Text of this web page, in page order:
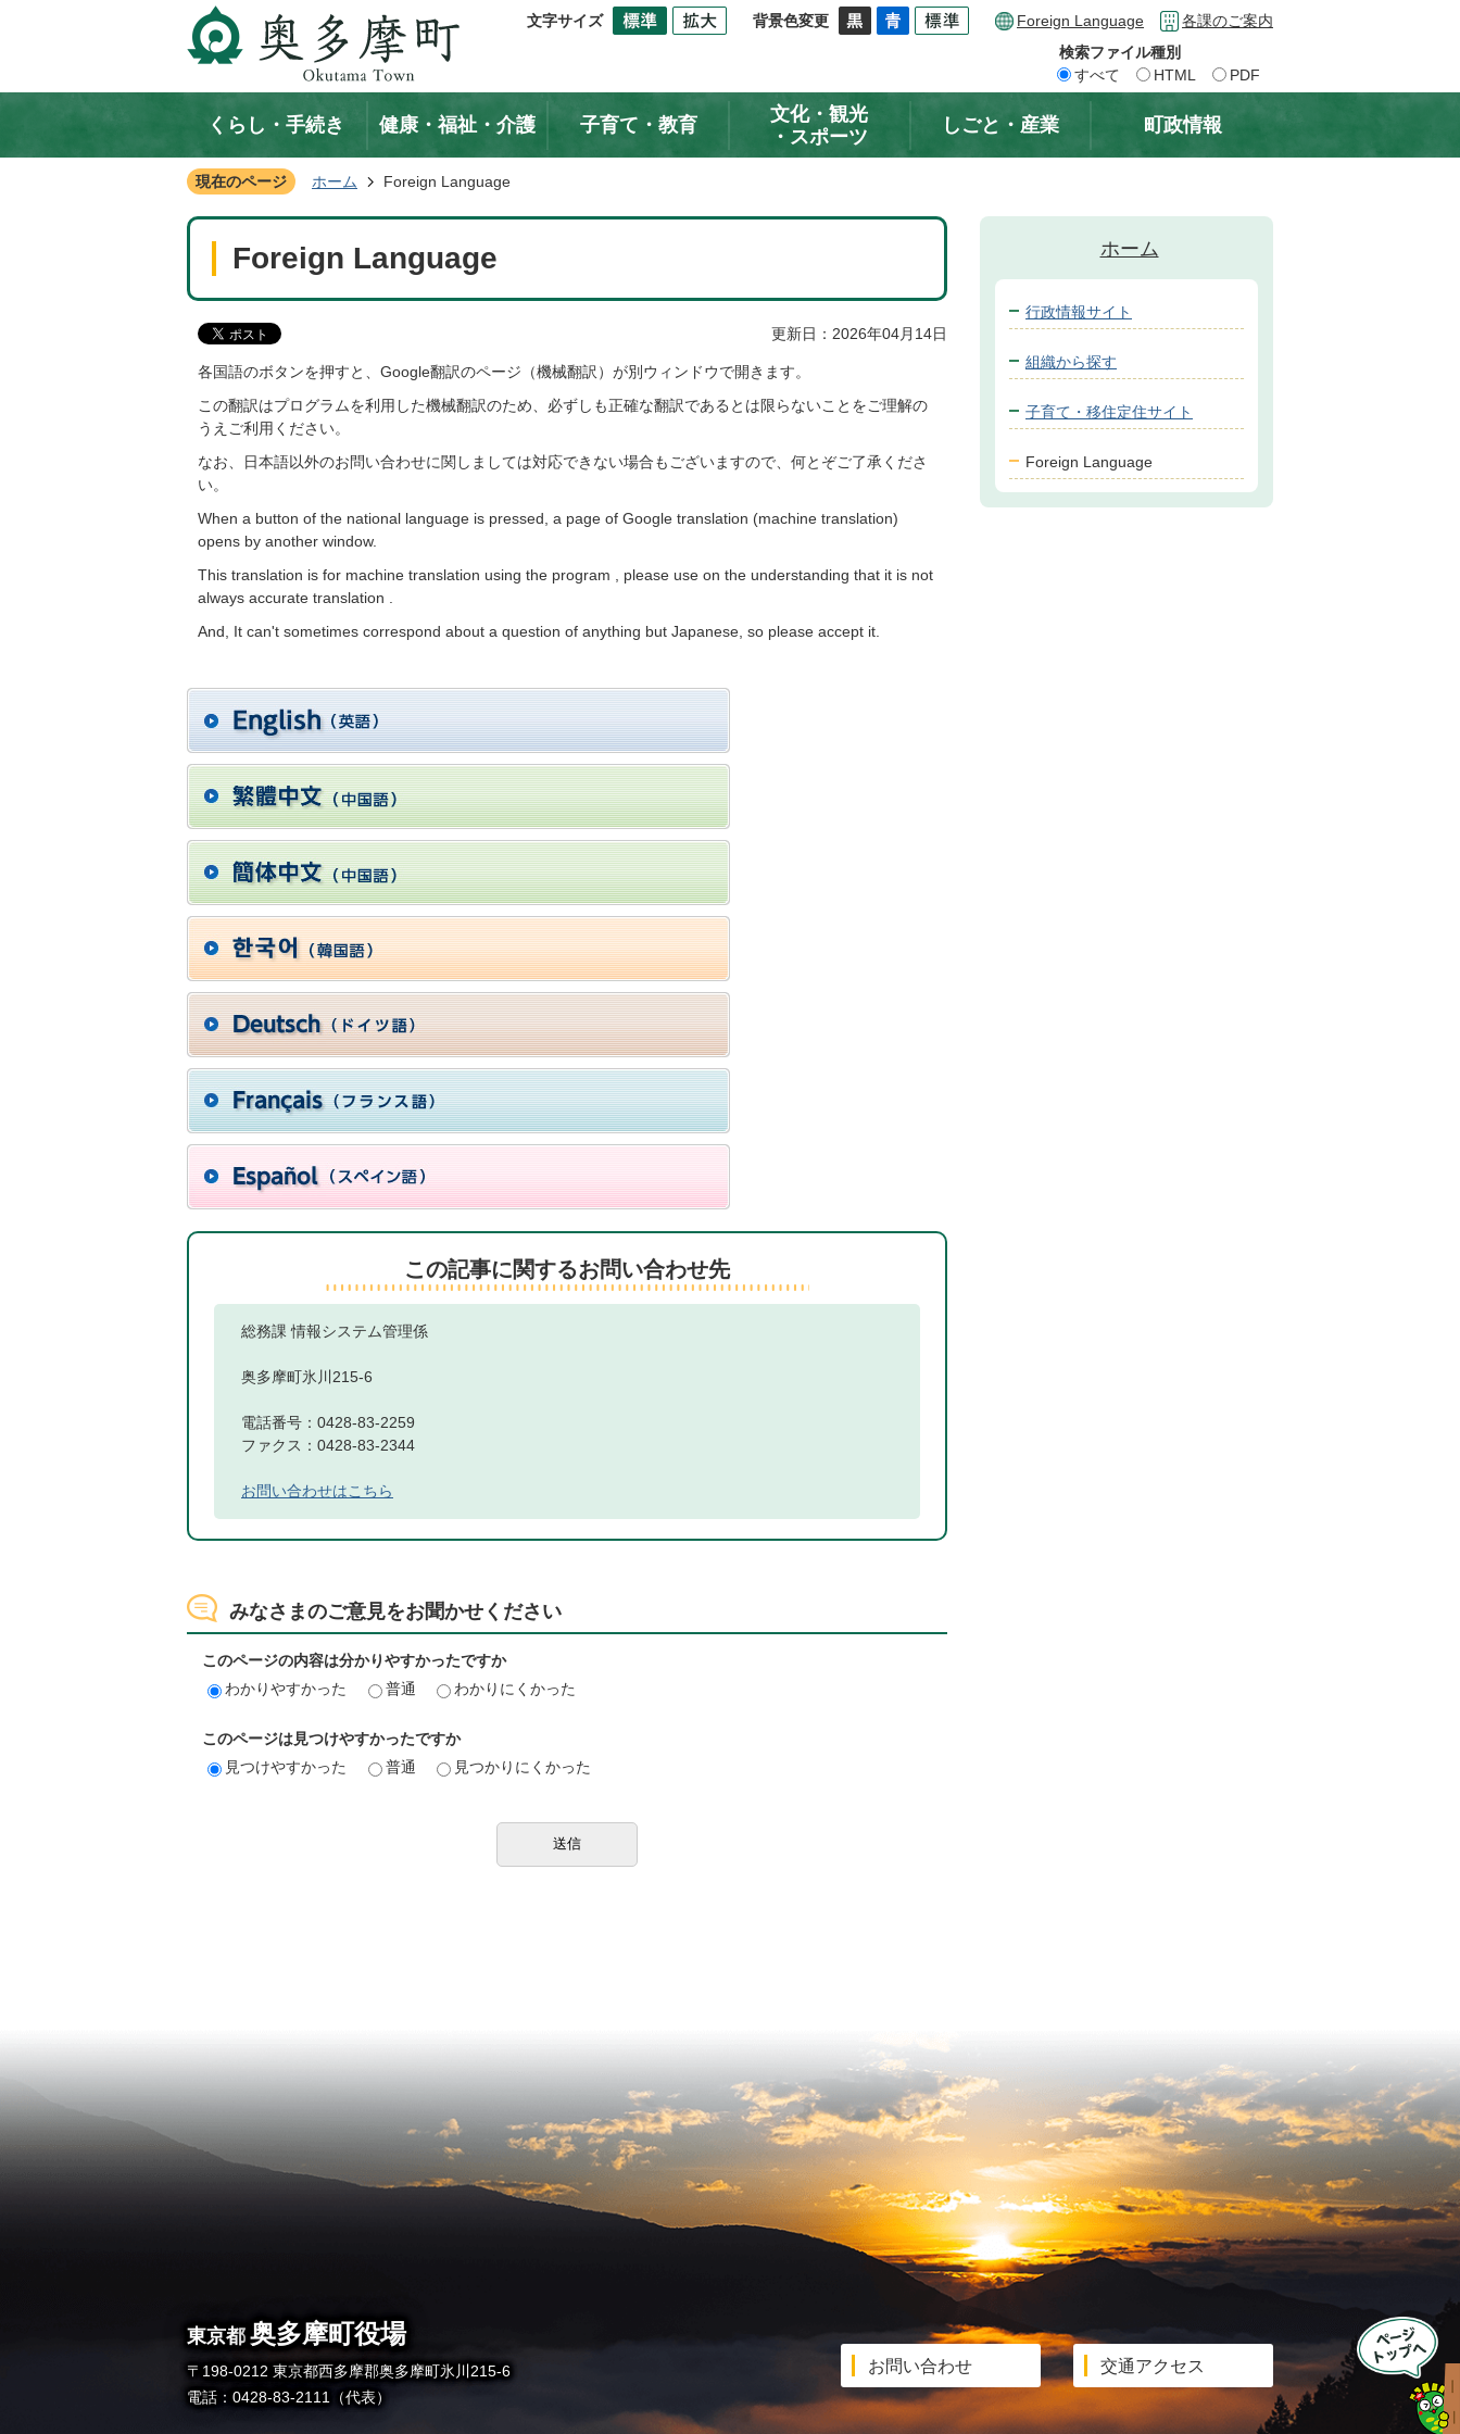
文字サイズ 背景色変更 Foreign Language
各課のご案内
検索ファイル種別
すべて
HTML PDF
くらし・手続き 健康・福祉・介護 子育て・教育
文化・観光
・スポーツ
しごと・産業 町政情報
現在のページ ホーム Foreign Language
Foreign Language
更新日：2026年04月14日
各国語のボタンを押すと、Google翻訳のページ（機械翻訳）が別ウィンドウで開きます。
この翻訳はプログラムを利用した機械翻訳のため、必ずしも正確な翻訳であるとは限らないことをご理解の
うえご利用ください。
なお、日本語以外のお問い合わせに関しましては対応できない場合もございますので、何とぞご了承くださ
い。
When a button of the national language is pressed, a page of Google translation (machine translation)
opens by another window.
This translation is for machine translation using the program , please use on the understanding that it is not
always accurate translation .
And, It can't sometimes correspond about a question of anything but Japanese, so please accept it.
この記事に関するお問い合わせ先
総務課 情報システム管理係
奥多摩町氷川215-6
電話番号：0428-83-2259
ファクス：0428-83-2344
お問い合わせはこちら
みなさまのご意見をお聞かせください
このページの内容は分かりやすかったですか
わかりやすかった
普通 わかりにくかった
このページは見つけやすかったですか
見つけやすかった
普通 見つかりにくかった
ホーム
行政情報サイト
組織から探す
子育て・移住定住サイト
Foreign Language
東京都 奥多摩町役場
〒198-0212 東京都西多摩郡奥多摩町氷川215-6
電話：0428-83-2111（代表）
お問い合わせ 交通アクセス